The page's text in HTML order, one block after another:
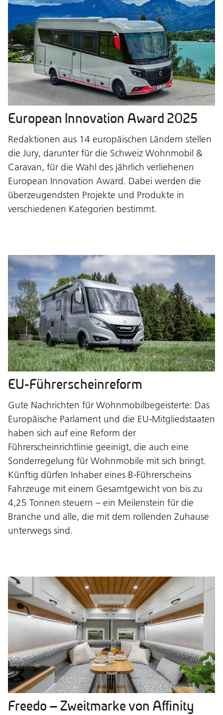
European Innovation Award 2025
Redaktionen aus 14 europäischen Ländern stellen
die Jury, darunter für die Schweiz Wohnmobil &
Caravan, für die Wahl des jährlich verliehenen
European Innovation Award. Dabei werden die
überzeugendsten Projekte und Produkte in
verschiedenen Kategorien bestimmt.
EU-Führerscheinreform
Gute Nachrichten für Wohnmobilbegeisterte: Das
Europäische Parlament und die EU-Mitgliedstaaten
haben sich auf eine Reform der
Führerscheinrichtlinie geeinigt, die auch eine
Sonderregelung für Wohnmobile mit sich bringt.
Künftig dürfen Inhaber eines B-Führerscheins
Fahrzeuge mit einem Gesamtgewicht von bis zu
4,25 Tonnen steuern – ein Meilenstein für die
Branche und alle, die mit dem rollenden Zuhause
unterwegs sind.
Freedo – Zweitmarke von Affinity